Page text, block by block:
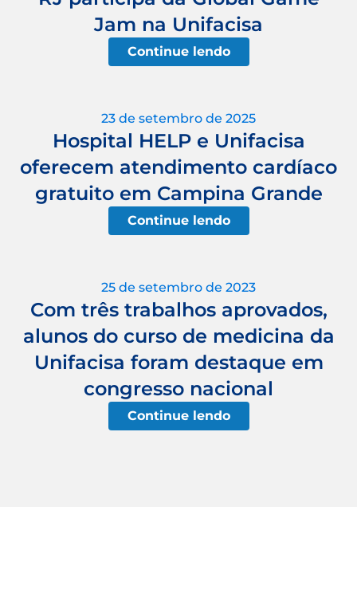
Jam na Unifacisa
Continue lendo
23 de setembro de 2025
Hospital HELP e Unifacisa
oferecem atendimento cardíaco
gratuito em Campina Grande
Continue lendo
25 de setembro de 2023
Com três trabalhos aprovados,
alunos do curso de medicina da
Unifacisa foram destaque em
congresso nacional
Continue lendo